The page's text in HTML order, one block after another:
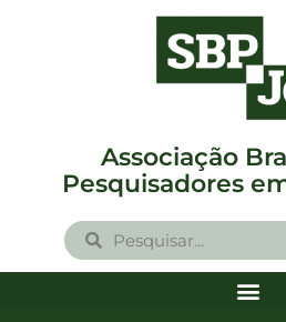
Associação
Pesquisadores